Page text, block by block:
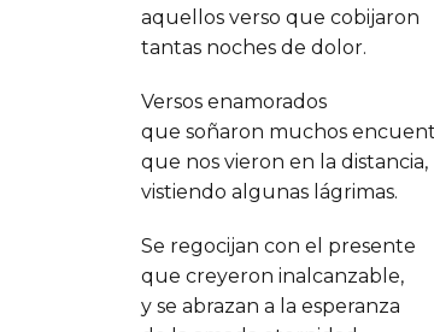
aquellos verso que cobijaron
tantas noches de dolor.
Versos enamorados
que soñaron muchos
que nos vieron en la distancia,
vistiendo algunas lágrimas.
Se regocijan con el presente
que creyeron inalcanzable,
y se abrazan a la esperanza